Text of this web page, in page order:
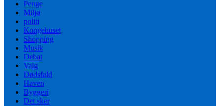
Penge
Miljø
politi
Kongehuset
Shopping
Musik
Debat
Valg
Dødsfald
Haven
Byggeri
Det sker